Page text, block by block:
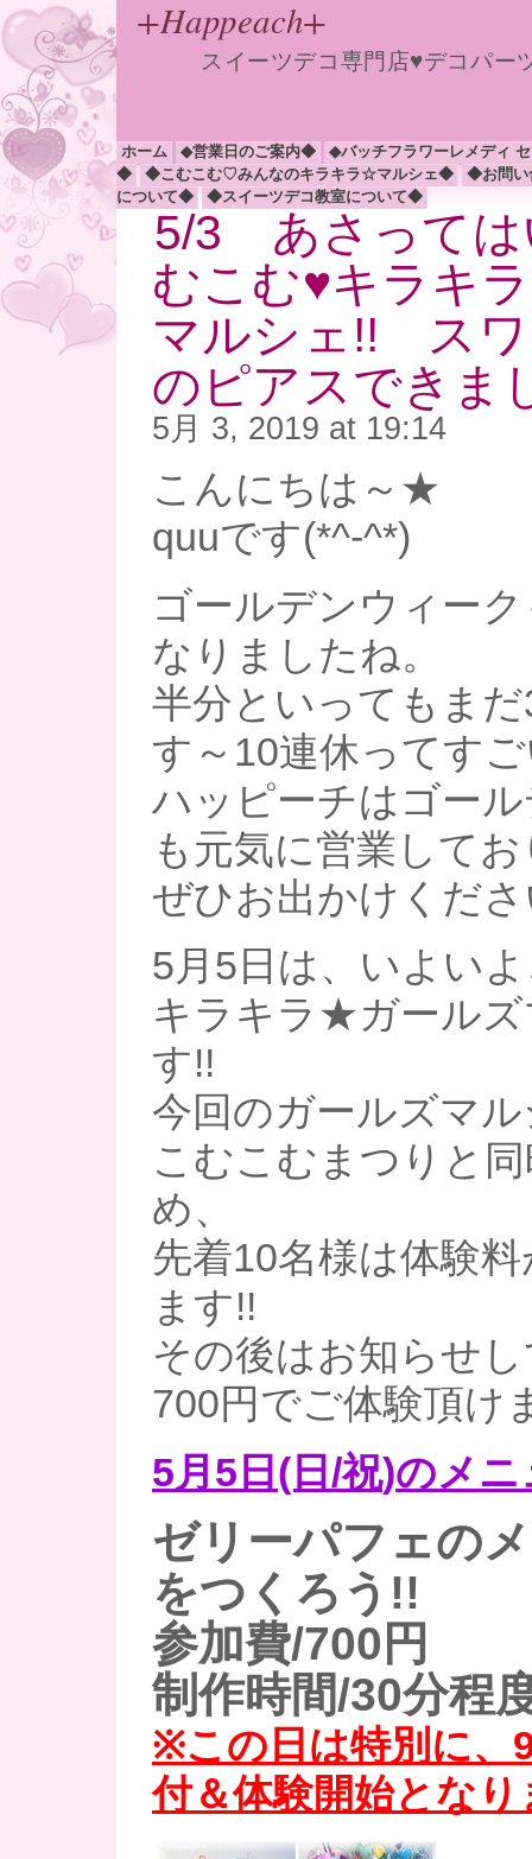
+Happeach+
スイーツデコ専門店♥デコパ
ホーム ◆営業日のご案内◆
◆バッチフラワーレメディ
◆
◆こむこむ♡みんなのキラキラ☆マルシェ◆
◆お問
について◆
◆スイーツデコ教室について◆
5/3 あさっては
むこむ♥キラキ
マルシェ!! スワ
のピアスできま
5月 3, 2019 at 19:14
こんにちは～★
quuです(*^-^*)
ゴールデンウィー
なりましたね。
半分といってもま
す～10連休ってす
ハッピーチはゴー
も元気に営業して
ぜひお出かけくだ
5月5日は、いよい
キラキラ★ガールズ
す!!
今回のガールズマ
こむこむまつりと
め、
先着10名様は体験
ます!!
その後はお知らせ
700円でご体験頂け
5月5日(日/祝)のメニ
ゼリーパフェの
をつくろう!!
参加費/700円
制作時間/30分程
※この日は特別に、
付＆体験開始となり